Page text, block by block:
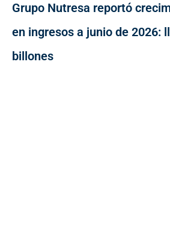
Grupo Nutresa reportó
en ingresos a junio de 2026:
billones